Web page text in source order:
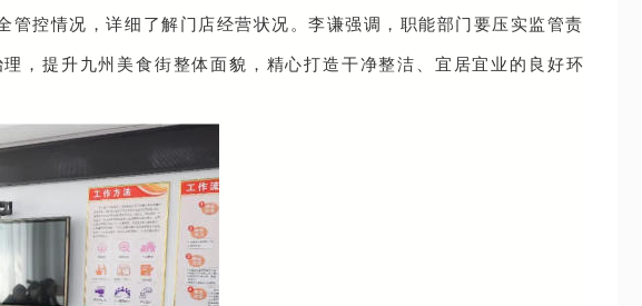
控情况，详细了解门店经营状况。李谦强调，职能部门要压实监管责
，提升九州美食街整体面貌，精心打造干净整洁、宜居宜业的良好环